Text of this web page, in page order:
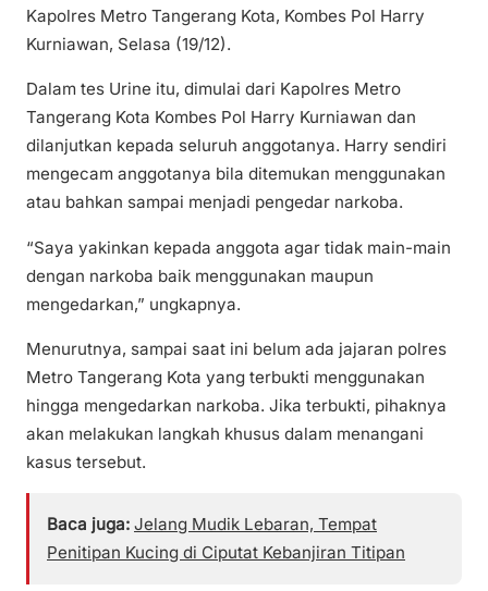
Kapolres Metro Tangerang Kota, Kombes Pol Harry
Kurniawan, Selasa (19/12).
Dalam tes Urine itu, dimulai dari Kapolres Metro
Tangerang Kota Kombes Pol Harry Kurniawan dan
dilanjutkan kepada seluruh anggotanya. Harry sendiri
mengecam anggotanya bila ditemukan menggunakan
atau bahkan sampai menjadi pengedar narkoba.
“Saya yakinkan kepada anggota agar tidak main-main
dengan narkoba baik menggunakan maupun
mengedarkan,” ungkapnya.
Menurutnya, sampai saat ini belum ada jajaran polres
Metro Tangerang Kota yang terbukti menggunakan
hingga mengedarkan narkoba. Jika terbukti, pihaknya
akan melakukan langkah khusus dalam menangani
kasus tersebut.
Baca juga: Jelang Mudik Lebaran, Tempat
Penitipan Kucing di Ciputat Kebanjiran Titipan